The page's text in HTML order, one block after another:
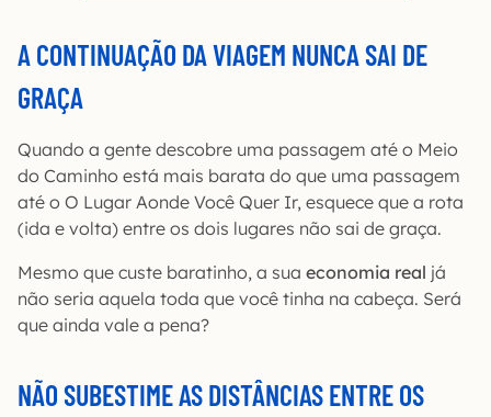
A CONTINUAÇÃO DA VIAGEM NUNCA SAI DE
GRAÇA
Quando a gente descobre uma passagem até o Meio
do Caminho está mais barata do que uma passagem
até o O Lugar Aonde Você Quer Ir, esquece que a rota
(ida e volta) entre os dois lugares não sai de graça.
Mesmo que custe baratinho, a sua economia real já
não seria aquela toda que você tinha na cabeça. Será
que ainda vale a pena?
NÃO SUBESTIME AS DISTÂNCIAS ENTRE OS